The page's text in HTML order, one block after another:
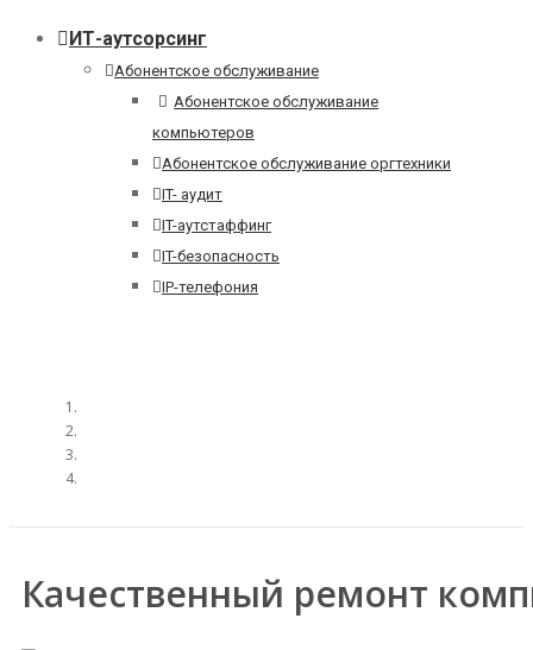
ИТ-аутсорсинг
Абонентское обслуживание
Абонентское обслуживание
компьютеров
Абонентское обслуживание оргтехники
IT- аудит
IT-аутстаффинг
IT-безопасность
IP-телефония
Качественный ремонт